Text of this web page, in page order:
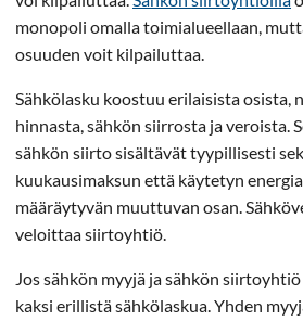
monopoli omalla toimialueellaan,
osuuden voit kilpailuttaa.
Sähkölasku koostuu erilaisista osista,
hinnasta, sähkön siirrosta ja veroista.
sähkön siirto sisältävät tyypillisesti
kuukausimaksun että käytetyn
määräytyvän muuttuvan osan.
veloittaa siirtoyhtiö.
Jos sähkön myyjä ja sähkön
kaksi erillistä sähkölaskua. Yhden